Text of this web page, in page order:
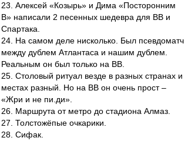
23. Алексей «Козырь» и Дима «Посторонним
В» написали 2 песенных шедевра для ВВ и
Спартака.
24. На самом деле нисколько. Был псевдоматч
между дублем Атлантаса и нашим дублем.
Реальным он был только на ВВ.
25. Столовый ритуал везде в разных странах и
местах разный. Но на ВВ он очень прост –
«Жри и не пи.ди».
26. Маршрута от метро до стадиона Алмаз.
27. Толстожёпые очкарики.
28. Сифак.